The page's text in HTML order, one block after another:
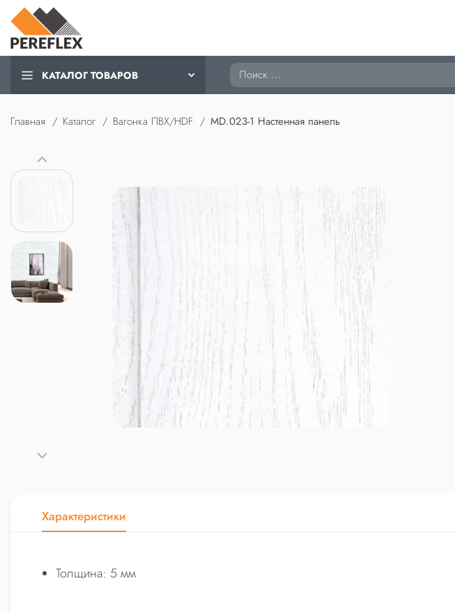
КАТАЛОГ ТОВАРОВ Поиск
Главная Каталог Вагонка ПВХ/HDF MD.023-1 Настенная панель
Характеристики
Толщина: 5 мм